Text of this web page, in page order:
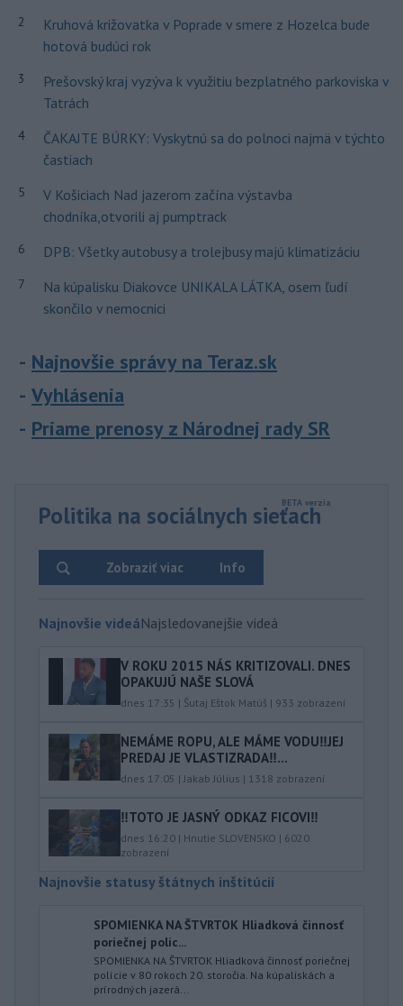
2
Kruhová križovatka v Poprade v smere z Hozelca bude
hotová budúci rok
3
Prešovský kraj vyzýva k využitiu bezplatného parkoviska v
Tatrách
4
ČAKAJTE BÚRKY: Vyskytnú sa do polnoci najmä v týchto
častiach
5
V Košiciach Nad jazerom začína výstavba
chodníka,otvorili aj pumptrack
6 DPB: Všetky autobusy a trolejbusy majú klimatizáciu
7
Na kúpalisku Diakovce UNIKALA LÁTKA, osem ľudí
skončilo v nemocnici
Najnovšie správy na Teraz.sk
Vyhlásenia
Priame prenosy z Národnej rady SR
Politika na sociálnych sieťach
Info
Zobraziť viac
Najnovšie videáNajsledovanejšie videá
V ROKU 2015 NÁS KRITIZOVALI. DNES
OPAKUJÚ NAŠE SLOVÁ
dnes 17:35 | Šutaj Eštok Matúš | 933 zobrazení
NEMÁME ROPU, ALE MÁME VODU‼️JEJ
PREDAJ JE VLASTIZRADA‼️...
dnes 17:05 | Jakab Július | 1318 zobrazení
‼️TOTO JE JASNÝ ODKAZ FICOVI‼️
dnes 16:20 | Hnutie SLOVENSKO | 6020
zobrazení
Najnovšie statusy štátnych inštitúcií
SPOMIENKA NA ŠTVRTOK Hliadková činnosť
poriečnej políc...
SPOMIENKA NA ŠTVRTOK Hliadková činnosť poriečnej
polície v 80 rokoch 20. storočia. Na kúpaliskách a
prírodných jazerá...